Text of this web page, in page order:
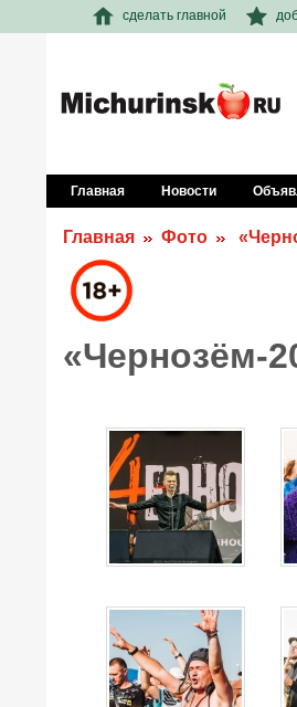
сделать главной
Главная Новости
Главная Фото
«Чернозём-